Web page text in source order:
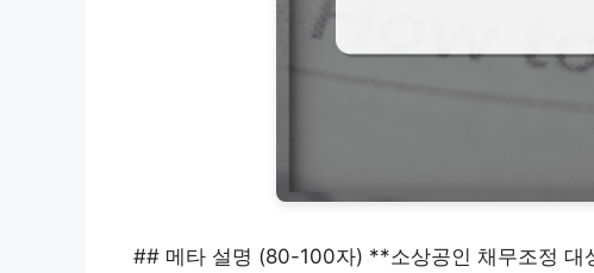
## 메타 설명 (80-100자) **소상공인 채무조정 대